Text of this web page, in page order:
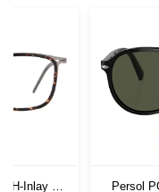
H-Inlay 53-
Persol